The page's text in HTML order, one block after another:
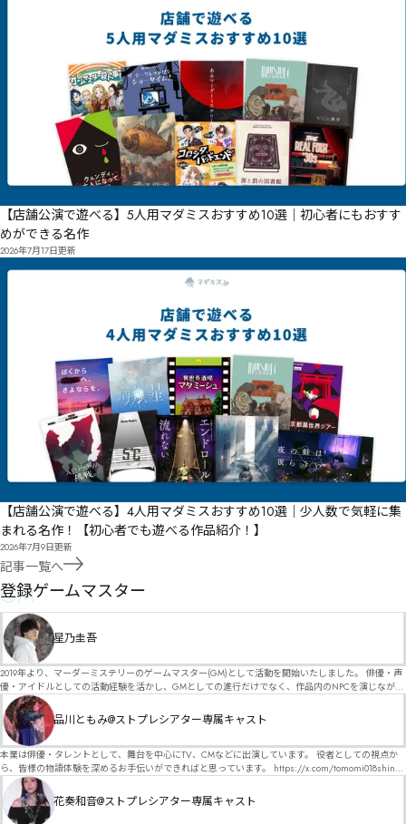
【店舗公演で遊べる】5人用マダミスおすすめ10選｜初心者にもおすす
めができる名作
2026年7月17日更新
【店舗公演で遊べる】4人用マダミスおすすめ10選｜少人数で気軽に集
まれる名作！【初心者でも遊べる作品紹介！】
2026年7月9日更新
記事一覧へ
GM
登録ゲームマスター
星乃圭吾
2019年より、マーダーミステリーのゲームマスター(GM)として活動を開始いたしました。 俳優・声
優・アイドルとしての活動経験を活かし、GMとしての進行だけでなく、作品内のNPCを演じなが
ら、お客様に物語の世界へ入り込んでいただくような演出・サービスを得意としています。 自分自
身でも作品制作を行っているので、作家さんが作品に込めた想いや意図を大切にしながら、その作
品の魅力をお客様に届けられるような公演を心がけています。 参加してくださる皆様がどんなエン
ディングを迎えるのか、どんな物語が生まれるのかを想像しながら、公演を進めていく時間が本当
に大好きです！ 対応可能作品は、オフライン（対面）作品のみとなります。 得意分野をひとつ挙げ
るなら恋愛もの（恋愛要素を含むシナリオ）ですが、ファンタジー、デスゲーム、青春ものなど、
ジャンルを問わず幅広く対応可能です！お任せください！ 《所属団体・店舗》 ★ Lanbelysma -ラン
ビリズマ- (代表・制作・GM) ★ ストーリープレイングシアター (GM) ★ フィネガンズ ウェイク
(GM)
品川ともみ@ストプレシアター専属キャスト
本業は俳優・タレントとして、舞台を中心にTV、CMなどに出演しています。 役者としての視点か
ら、皆様の物語体験を深めるお手伝いができればと思っています。 https://x.com/tomomi018shin?
s=11 活動内容はSNSにて投稿しています。 SPT所属。 ストーリープレイングシアター「星詠みの
標」にてGMデビュー。 ボードゲーム×体感型演劇 イマーシブカフェ「コアクト」(不定期開催)出
演中。
花奏和音@ストプレシアター専属キャスト